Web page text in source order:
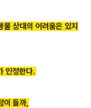
상대의 어려움은 있지
인정한다.
이 들까,